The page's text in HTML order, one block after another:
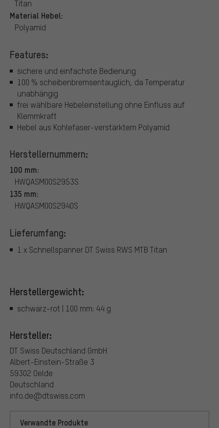
Titan
Material Hebel:
Polyamid
Features:
sichere und einfachste Bedienung
100 % scheibenbremsentauglich, da Temperatur
unabhängig
frei wählbare Hebeleinstellung ohne Einfluss auf
Klemmkraft
Hebel aus Kohlefaser-verstärktem Polyamid
Herstellernummern:
100 mm:
HWQASM00S2953S
135 mm:
HWQASM00S2940S
Lieferumfang:
1 x Schnellspanner DT Swiss RWS MTB Titan
Herstellergewicht:
schwarz-rot | 100 mm: 44 g
Hersteller:
DT Swiss Deutschland GmbH
Albert-Einstein-Straße 3
59302 Oelde
Deutschland
info.de@dtswiss.com
Verwandte Produkte